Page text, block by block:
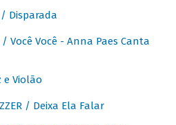
/ Disparada
/ Você Você - Anna Paes Canta
e Violão
/ Deixa Ela Falar